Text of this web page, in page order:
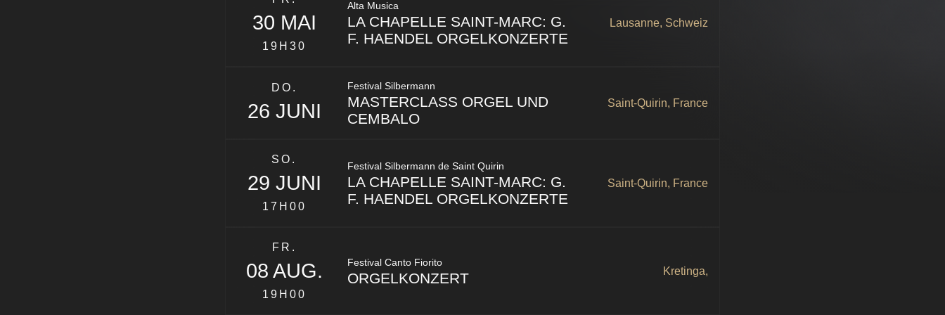
Stuttgart , Germany
30 MAI
19H30
Alta Musica
LA CHAPELLE SAINT-MARC: G.
F. HAENDEL ORGELKONZERTE
Lausanne, Schweiz
Avenue du Temple 2
Lausanne
DO.
26 JUNI
Festival Silbermann
MASTERCLASS ORGEL UND
CEMBALO
Saint-Quirin, France
SO.
29 JUNI
17H00
Festival Silbermann de Saint Quirin
LA CHAPELLE SAINT-MARC: G.
F. HAENDEL ORGELKONZERTE
Saint-Quirin, France
FR.
08 AUG.
19H00
Festival Canto Fiorito
ORGELKONZERT Kretinga,